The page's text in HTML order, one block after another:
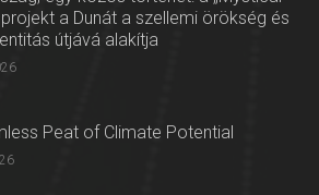
projekt a Dunát a szellemi örökség és
útjává alakítja
Peat of Climate Potential